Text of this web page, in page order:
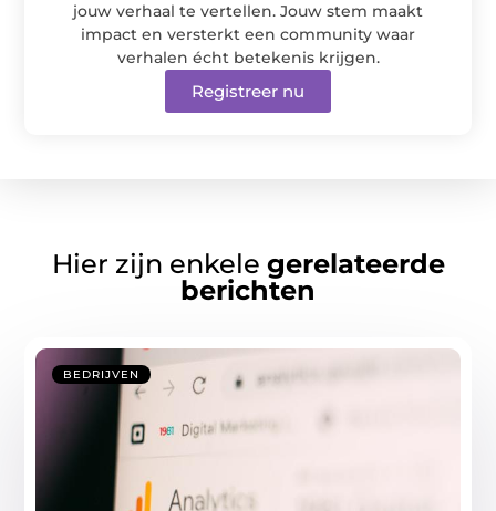
jouw verhaal te vertellen. Jouw stem maakt
impact en versterkt een community waar
verhalen écht betekenis krijgen.
Registreer nu
Hier zijn enkele gerelateerde
berichten
BEDRIJVEN